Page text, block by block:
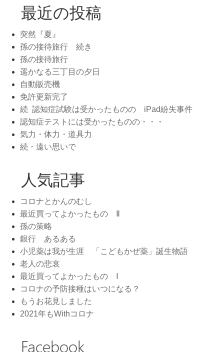
最近の投稿
突然『夏』
孫の接待旅行 続き
孫の接待旅行
遥かなる三丁目の夕日
自動販売機
免許更新完了
続 認知症試験は受かったものの iPad紛失事件
認知症テストには受かったものの・・・
気力・体力・道具力
続・遠い思いで
人気記事
コロナとかんのむし
最近買ってよかったもの Ⅱ
孫の策略
銀行 あるある
小児薬は我が生涯 「こどもかぜ薬」誕生物語
老人の悲哀
最近買ってよかったもの Ⅰ
コロナの予防接種はいつになる？
もうお花見しました
2021年もWithコロナ
Facebook